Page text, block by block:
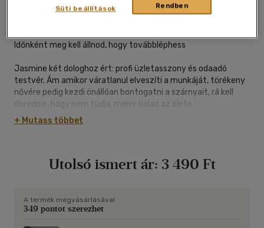
Athenaeum Kiadó Kft.|2015 magyar nyelvű
Időnként meg kell állnod, hogy továbbléphess
Jasmine két dologhoz ért: profi üzletasszony és odaadó
testvér. Ám amikor váratlanul elveszíti a munkáját, törékeny
nővére pedig kezdi önállóan bontogatni a szárnyait, rá kell
ébrednie, hogy nem tudja, merre halad az élete.
Álmatlan éjszakáin az ablakból figyeli a szomszéd sztár-DJ és
családapa részeg randalírozását: Matt is munkanélkülivé vált,
Jasmine-nek minden oka megvan rá, hogy utálja Mattet, és
múlásával pedig nem csak a kertészkedésbe temetkező
Jasmine udvara lesz egyre pompázatosabb: egy
+ Mutass többet
Utolsó ismert ár: 3 490 Ft
A termék megvásárlásával
349 pontot szerezhet
Rendben
Süti beállítások